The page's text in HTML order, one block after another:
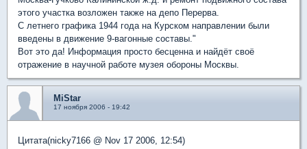
этого участка возложен также на депо Перерва.
С летнего графика 1944 года на Курском направлении были
введены в движение 9-вагонные составы."
Вот это да! Информация просто бесценна и найдёт своё
отражение в научной работе музея обороны Москвы.
MiStar
17 ноября 2006 - 19:42
Цитата(nicky7166 @ Nov 17 2006, 12:54)